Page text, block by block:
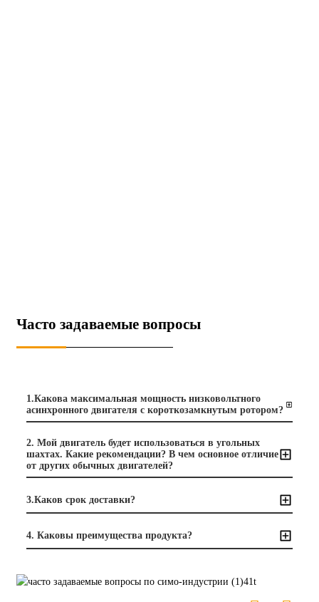
Часто задаваемые вопросы
1.Какова максимальная мощность низковольтного
асинхронного двигателя с короткозамкнутым ротором?
2. Мой двигатель будет использоваться в угольных
шахтах. Какие рекомендации? В чем основное отличие
от других обычных двигателей?
3.Каков срок доставки?
4. Каковы преимущества продукта?